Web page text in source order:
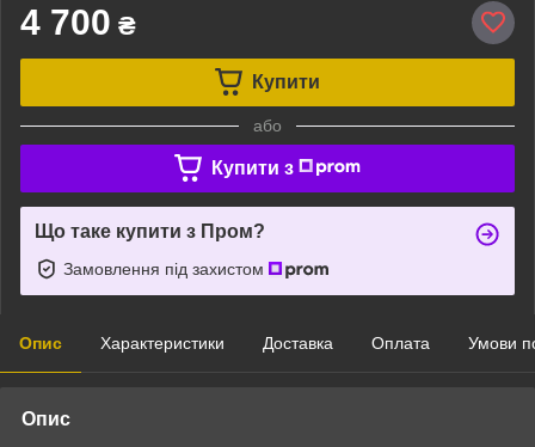
4 700 ₴
Купити
або
Купити з
Що таке купити з Пром?
Замовлення під захистом
Опис Характеристики Доставка Оплата Умови
Опис